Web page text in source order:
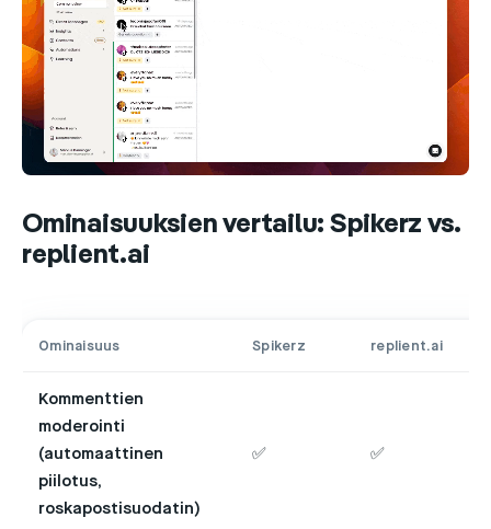
Ominaisuuksien vertailu: Spikerz vs.
replient.ai
Ominaisuus Spikerz replient.ai
Kommenttien
moderointi
(automaattinen
piilotus,
roskapostisuodatin)
✅ ✅